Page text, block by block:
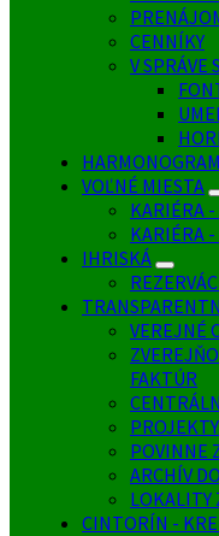
CENNÍKY
V SPRÁVE
VOĽNÉ MIESTA
KARIÉRA -
KARIÉRA
IHRISKÁ
VEREJNÉ
FAKTÚR
PROJEKTY
POVINNE
ARCHÍV
LOKALITY
CINTORÍN -